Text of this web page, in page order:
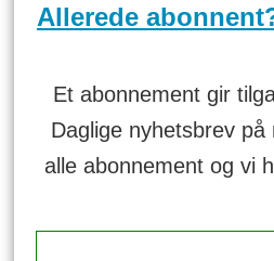
Allerede
Et abonnement gir
Daglige nyhetsbrev på
alle abonnement og vi